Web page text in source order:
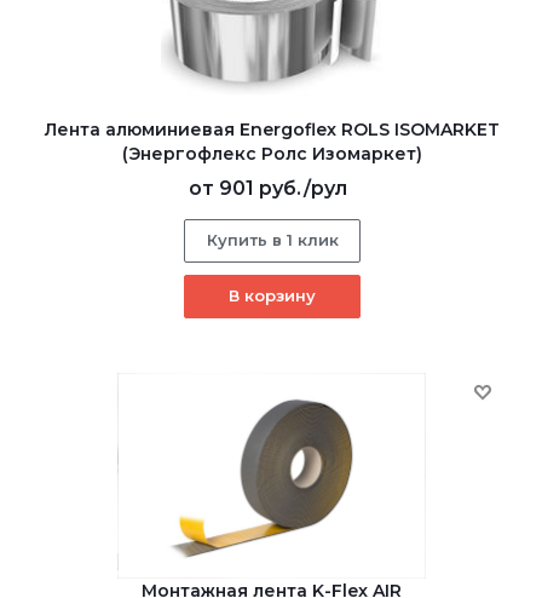
Лента алюминиевая Energoflex ROLS ISOMARKET
(Энергофлекс Ролс Изомаркет)
от 901 руб./рул
Купить в 1 клик
В корзину
Монтажная лента K-Flex AIR